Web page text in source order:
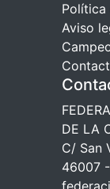
Política
Aviso
DE LA
C/ San
46007